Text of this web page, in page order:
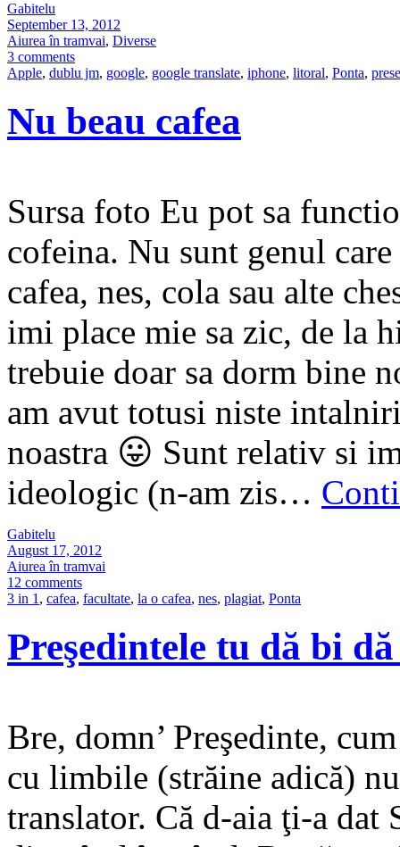
Gabitelu
September 13, 2012
Aiurea în tramvai, Diverse
3 comments
Apple, dublu jm, google, google translate, iphone, litoral, Ponta,
Nu beau cafea
Sursa foto Eu pot sa
cofeina. Nu sunt genul
cafea, nes, cola sau alte
imi place mie sa zic, de la
trebuie doar sa dorm bine
am avut totusi niste
noastra 😛 Sunt relativ si
ideologic (n-am zis…
Gabitelu
August 17, 2012
Aiurea în tramvai
12 comments
3 in 1 , cafea, facultate, la o cafea, nes, plagiat, Ponta
Preşedintele tu dă bi
Bre, domn’ Preşedinte,
cu limbile (străine adică)
translator. Că d-aia ţi-a dat